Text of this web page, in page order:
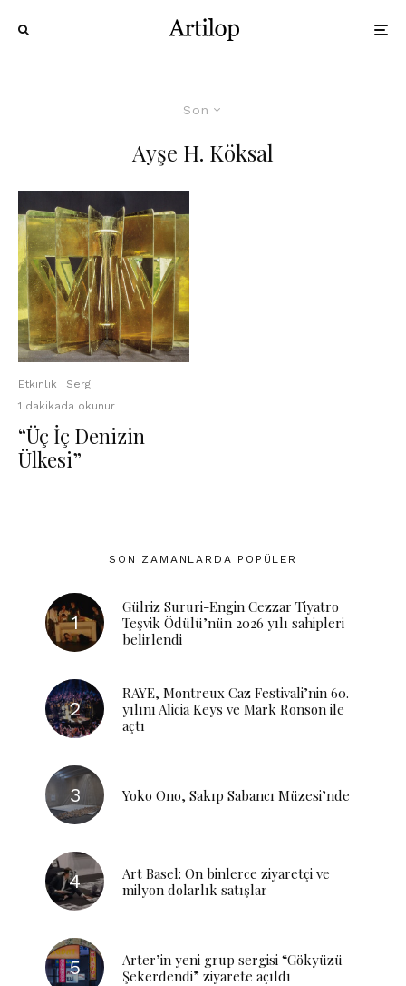
Son
Ayşe H. Köksal
Etkinlik Sergi
·
1 dakikada okunur
“Üç İç Denizin
Ülkesi”
SON ZAMANLARDA POPÜLER
Gülriz Sururi-Engin Cezzar Tiyatro
Teşvik Ödülü’nün 2026 yılı sahipleri
belirlendi
RAYE, Montreux Caz Festivali’nin 60.
yılını Alicia Keys ve Mark Ronson ile
açtı
Yoko Ono, Sakıp Sabancı Müzesi’nde
Art Basel: On binlerce ziyaretçi ve
milyon dolarlık satışlar
Arter’in yeni grup sergisi “Gökyüzü
Şekerdendi” ziyarete açıldı